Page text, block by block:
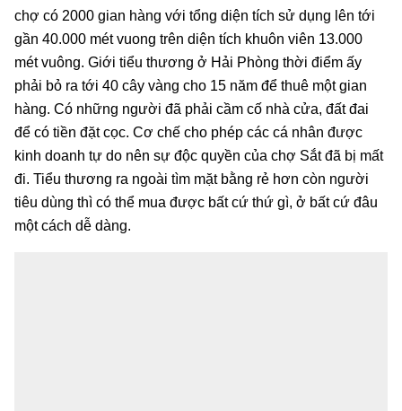
chợ có 2000 gian hàng với tổng diện tích sử dụng lên tới
gần 40.000 mét vuong trên diện tích khuôn viên 13.000
mét vuông. Giới tiểu thương ở Hải Phòng thời điểm ấy
phải bỏ ra tới 40 cây vàng cho 15 năm để thuê một gian
hàng. Có những người đã phải cầm cố nhà cửa, đất đai
để có tiền đặt cọc. Cơ chế cho phép các cá nhân được
kinh doanh tự do nên sự độc quyền của chợ Sắt đã bị mất
đi. Tiểu thương ra ngoài tìm mặt bằng rẻ hơn còn người
tiêu dùng thì có thể mua được bất cứ thứ gì, ở bất cứ đâu
một cách dễ dàng.